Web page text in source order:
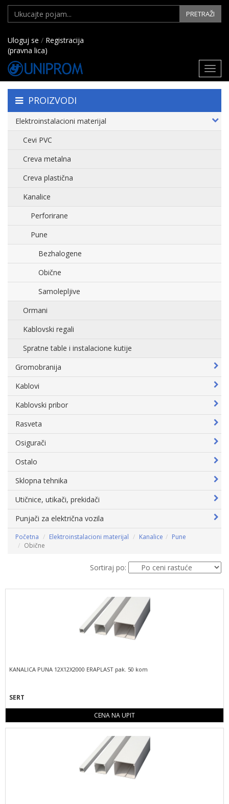
PRETRAŽI
Uloguj se / Registracija
(pravna lica)
PROIZVODI
Elektroinstalacioni materijal
Cevi PVC
Creva metalna
Creva plastična
Kanalice
Perforirane
Pune
Bezhalogene
Obične
Samolepljive
Ormani
Kablovski regali
Spratne table i instalacione kutije
Gromobranija
Kablovi
Kablovski pribor
Rasveta
Osigurači
Ostalo
Sklopna tehnika
Utičnice, utikači, prekidači
Punjači za električna vozila
Početna Elektroinstalacioni materijal Kanalice
Pune
Obične
Sortiraj po:
KANALICA PUNA 12X12X2000 ERAPLAST pak. 50 kom
SERT
CENA NA UPIT